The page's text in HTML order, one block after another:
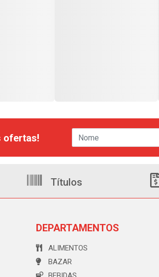
ofertas!
Títulos
DEPARTAMENTOS
ALIMENTOS
BAZAR